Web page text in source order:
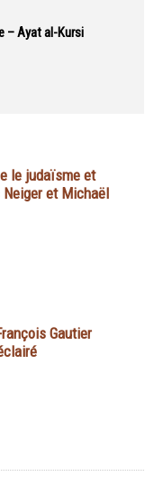
– Ayat al-Kursi
le judaïsme et
et Michaël
Gautier